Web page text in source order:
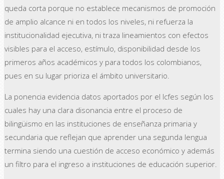
queda corta porque no establece mecanismos de promoción
de amplio alcance ni en todos los niveles, ni refuerza la
institucionalidad ejecutiva, ni traza lineamientos con efectos
visibles para el acceso, estímulo, disponibilidad desde los
primeros años académicos y para todos los colombianos,
pues en su lugar prioriza el ámbito universitario.
La ponencia evidencia datos aportados por el Icfes según los
cuales hay una clara disonancia entre el proceso de
bilingüismo en las instituciones de enseñanza primaria y
secundaria que reflejan que aprender una segunda lengua
termina siendo una cuestión de acceso económico y además
un filtro para el ingreso a instituciones de educación superior.